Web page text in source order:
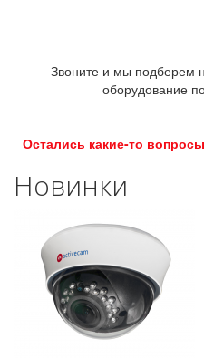
Звоните и мы подберем
оборудование
Остались какие-то
Новинки